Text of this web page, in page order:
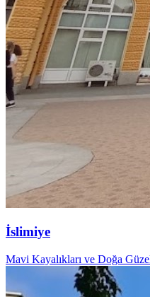
İslimiye
Mavi Kayalıkları ve Doğa